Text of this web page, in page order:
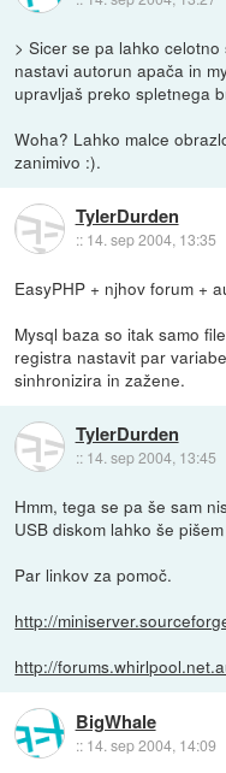
> Sicer se pa lahko
nastavi autorun apača in
upravljaš preko spletnega
Woha? Lahko malce
zanimivo :).
TylerDurden
:: 14. sep 2004, 13:35
EasyPHP + njhov forum +
Mysql baza so itak samo
registra nastavit par
sinhronizira in zažene.
TylerDurden
:: 14. sep 2004, 13:45
Hmm, tega se pa še sam
USB diskom lahko še
Par linkov za pomoč.
http://
http://
BigWhale
:: 14. sep 2004, 14:09